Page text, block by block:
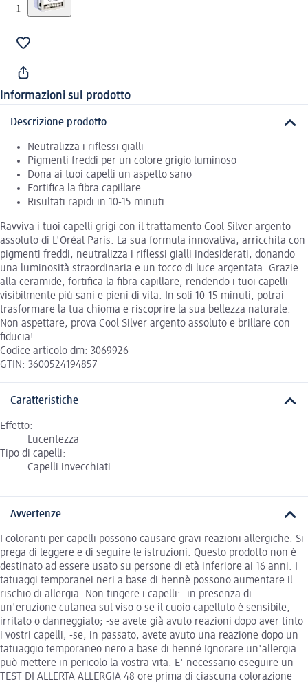
Informazioni sul prodotto
Descrizione prodotto
Neutralizza i riflessi gialli
Pigmenti freddi per un colore grigio luminoso
Dona ai tuoi capelli un aspetto sano
Fortifica la fibra capillare
Risultati rapidi in 10-15 minuti
Ravviva i tuoi capelli grigi con il trattamento Cool Silver argento
assoluto di L'Oréal Paris. La sua formula innovativa, arricchita con
pigmenti freddi, neutralizza i riflessi gialli indesiderati, donando
una luminosità straordinaria e un tocco di luce argentata. Grazie
alla ceramide, fortifica la fibra capillare, rendendo i tuoi capelli
visibilmente più sani e pieni di vita. In soli 10-15 minuti, potrai
trasformare la tua chioma e riscoprire la sua bellezza naturale.
Non aspettare, prova Cool Silver argento assoluto e brillare con
fiducia!
Codice articolo dm: 3069926
GTIN: 3600524194857
Caratteristiche
Effetto:
Lucentezza
Tipo di capelli:
Capelli invecchiati
Avvertenze
I coloranti per capelli possono causare gravi reazioni allergiche. Si
prega di leggere e di seguire le istruzioni. Questo prodotto non è
destinato ad essere usato su persone di età inferiore ai 16 anni. I
tatuaggi temporanei neri a base di hennè possono aumentare il
rischio di allergia. Non tingere i capelli: -in presenza di
un'eruzione cutanea sul viso o se il cuoio capelluto è sensibile,
irritato o danneggiato; -se avete già avuto reazioni dopo aver tinto
i vostri capelli; -se, in passato, avete avuto una reazione dopo un
tatuaggio temporaneo nero a base di henné Ignorare un'allergia
può mettere in pericolo la vostra vita. E' necessario eseguire un
TEST DI ALLERTA ALLERGIA 48 ore prima di ciascuna colorazione